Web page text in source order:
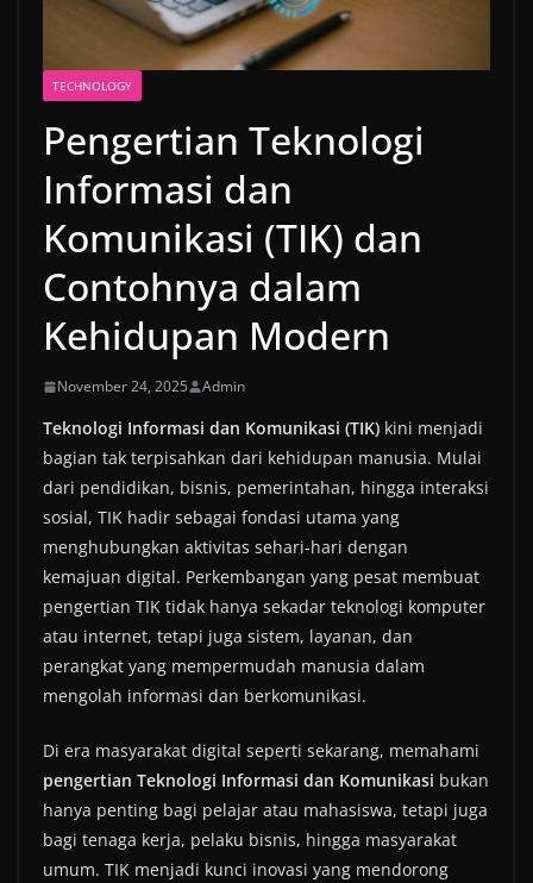
TECHNOLOGY
Pengertian Teknologi
Informasi dan
Komunikasi (TIK) dan
Contohnya dalam
Kehidupan Modern
November 24, 2025 Admin
Teknologi Informasi dan Komunikasi (TIK) kini menjadi
bagian tak terpisahkan dari kehidupan manusia. Mulai
dari pendidikan, bisnis, pemerintahan, hingga interaksi
sosial, TIK hadir sebagai fondasi utama yang
menghubungkan aktivitas sehari-hari dengan
kemajuan digital. Perkembangan yang pesat membuat
pengertian TIK tidak hanya sekadar teknologi komputer
atau internet, tetapi juga sistem, layanan, dan
perangkat yang mempermudah manusia dalam
mengolah informasi dan berkomunikasi.
Di era masyarakat digital seperti sekarang, memahami
pengertian Teknologi Informasi dan Komunikasi bukan
hanya penting bagi pelajar atau mahasiswa, tetapi juga
bagi tenaga kerja, pelaku bisnis, hingga masyarakat
umum. TIK menjadi kunci inovasi yang mendorong